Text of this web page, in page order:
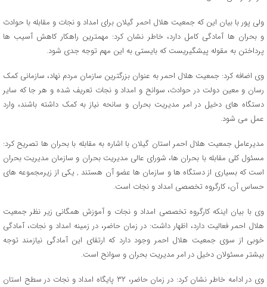
ولی پور با بیان این که جمعیت هلال احمر گیلان برای امداد و نجات و مقابله با حوادث
و بحران ها آمادگی کامل دارد، خاطر نشان کرد: مهمترین راهکار کاهش آسیب ها
پرداختن به مقوله پیشگیریست که بایستی به این مهم توجه جدی شود.
وی اضافه کرد: جمعیت هلال احمر به عنوان بزرگترین سازمان مردم نهاد، سازمانی کمک
رسان و معین دولت در حوادث، سوانح و امداد و نجات تعریف شده و هر جا که سایر
دستگاه های دخیل در امر مدیریت بحران و سانحه نیاز به کمک داشته باشند، وارد
عمل می شود.
مدیرعامل جمعیت هلال احمر استان گیلان با اشاره به مقابله با بحران ها تصریح کرد:
مسئول کلی مقابله با بحران ها، شورای عالی مدیریت بحران و سازمان مدیریت بحران
است که بسیاری از دستگاه ها و سازمان ها عضو آن هستند , یکی از زیرمجموعه های
حساس آن، کارگروه‌ تخصصی امداد و نجات است.
وی با بیان اینکه کارگروه تخصصی امداد و نجات و آموزش همگانی زیر نظر جمعیت
هلال احمر فعالیت دارد، اظهار داشت: در زمان حاضر، در زمینه امداد و نجات، آمادگی
خوبی از سوی جمعیت هلال احمر وجود دارد که ارتقای این آمادگی نیازمند توجه
بیشتر مسئولان دخیل در امر مدیریت بحران و سوانح است.
وی در ادامه خاطر نشان کرد: در زمان حاضر، ۳۲ پایگاه امداد و نجات در سطح استان